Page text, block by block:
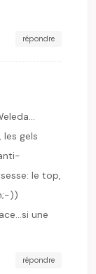
répondre
les gels
le top,
))
une
répondre